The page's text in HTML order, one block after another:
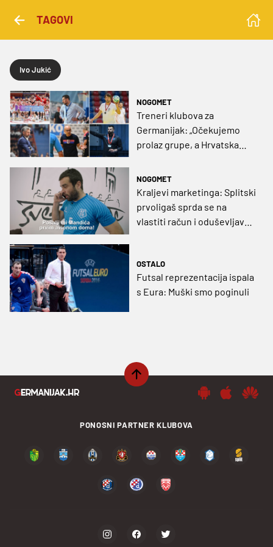
TAGOVI
Ivo Jukić
NOGOMET
Treneri klubova za
Germanijak: „Očekujemo
prolaz grupe, a Hrvatska
turnira“
NOGOMET
Kraljevi marketinga: Splitski
prvoligaš sprda se na
vlastiti račun i oduševljava
OSTALO
Futsal reprezentacija ispala
s Eura: Muški smo poginuli
PONOSNI PARTNER KLUBOVA